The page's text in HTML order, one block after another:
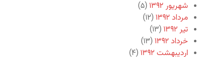
شهریور ۱۳۹۲
(۵)
مرداد ۱۳۹۲
(۱۲)
تیر ۱۳۹۲
(۱۳)
خرداد ۱۳۹۲
(۱۳)
اردیبهشت ۱۳۹۲
(۴)